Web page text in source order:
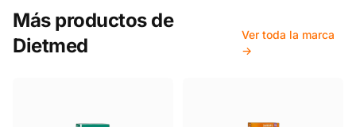
Más productos de
Dietmed
Ver toda la marca
→